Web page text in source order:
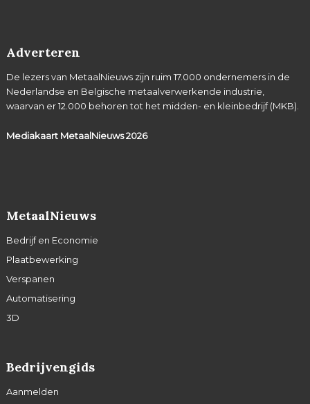
Adverteren
De lezers van MetaalNieuws zijn ruim 17.000 ondernemers in de
Nederlandse en Belgische metaalverwerkende industrie,
waarvan er 12.000 behoren tot het midden- en kleinbedrijf (MKB).
Mediakaart MetaalNieuws2026
MetaalNieuws
Bedrijf en Economie
Plaatbewerking
Verspanen
Automatisering
3D
Bedrijvengids
Aanmelden